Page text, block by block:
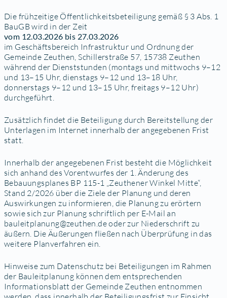
Die frühzeitige Öffentlichkeitsbeteiligung gemäß § 3 Abs. 1
BauGB wird in der Zeit
vom 12.03.2026 bis 27.03.2026
im Geschäftsbereich Infrastruktur und Ordnung der
Gemeinde Zeuthen, Schillerstraße 57, 15738 Zeuthen
während der Dienststunden (montags und mittwochs 9–12
und 13–15 Uhr, dienstags 9–12 und 13–18 Uhr,
donnerstags 9–12 und 13–15 Uhr, freitags 9–12 Uhr)
durchgeführt.
Zusätzlich findet die Beteiligung durch Bereitstellung der
Unterlagen im Internet innerhalb der angegebenen Frist
statt.
Innerhalb der angegebenen Frist besteht die Möglichkeit
sich anhand des Vorentwurfes der 1. Änderung des
Bebauungsplanes BP 115-1 „Zeuthener Winkel Mitte“,
Stand 2/2026 über die Ziele der Planung und deren
Auswirkungen zu informieren, die Planung zu erörtern
sowie sich zur Planung schriftlich per E-Mail an
bauleitplanung@zeuthen.de oder zur Niederschrift zu
äußern. Die Äußerungen fließen nach Überprüfung in das
weitere Planverfahren ein.
Hinweise zum Datenschutz bei Beteiligungen im Rahmen
der Bauleitplanung können dem entsprechenden
Informationsblatt der Gemeinde Zeuthen entnommen